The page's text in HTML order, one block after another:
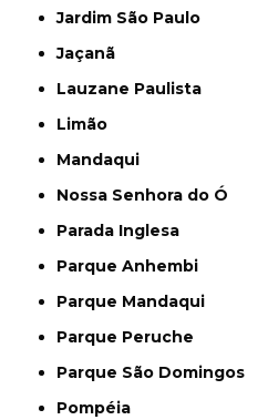
Jardim São Paulo
Jaçanã
Lauzane Paulista
Limão
Mandaqui
Nossa Senhora do Ó
Parada Inglesa
Parque Anhembi
Parque Mandaqui
Parque Peruche
Parque São Domingos
Pompéia